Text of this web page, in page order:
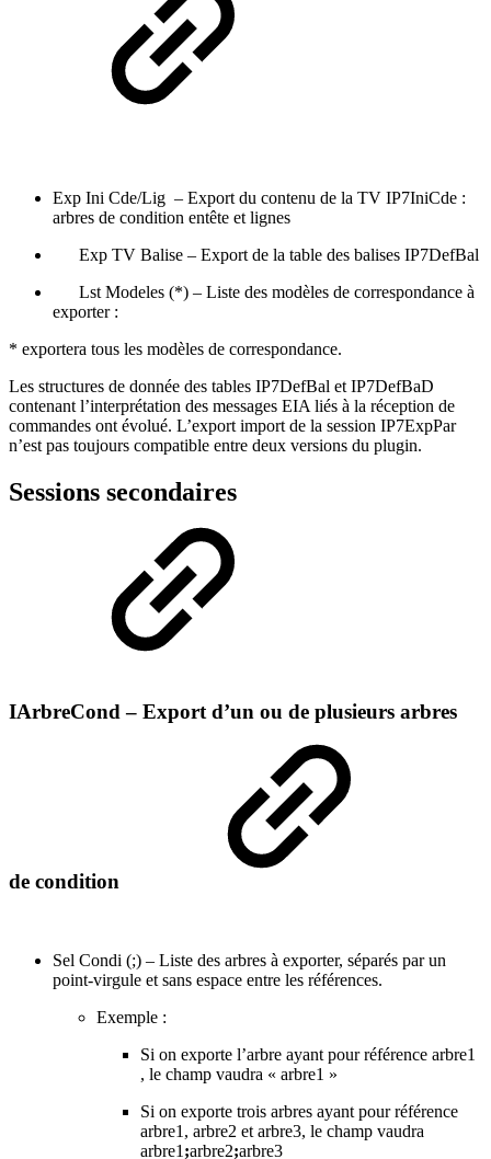
Exp Ini Cde/Lig – Export du contenu de la TV IP7IniCde :
arbres de condition entête et lignes
Exp TV Balise – Export de la table des balises IP7DefBal
Lst Modeles (*) – Liste des modèles de correspondance à
exporter :
* exportera tous les modèles de correspondance.
Les structures de donnée des tables IP7DefBal et IP7DefBaD
contenant l’interprétation des messages EIA liés à la réception de
commandes ont évolué. L’export import de la session IP7ExpPar
n’est pas toujours compatible entre deux versions du plugin.
Sessions secondaires
IArbreCond – Export d’un ou de plusieurs arbres
de condition
Sel Condi (;) – Liste des arbres à exporter, séparés par un
point-virgule et sans espace entre les références.
Exemple :
Si on exporte l’arbre ayant pour référence arbre1
, le champ vaudra « arbre1 »
Si on exporte trois arbres ayant pour référence
arbre1, arbre2 et arbre3, le champ vaudra
arbre1;arbre2;arbre3